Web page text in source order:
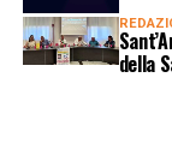
della